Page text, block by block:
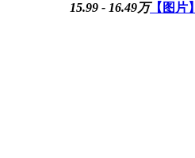
15.99 - 16.49万【图片】